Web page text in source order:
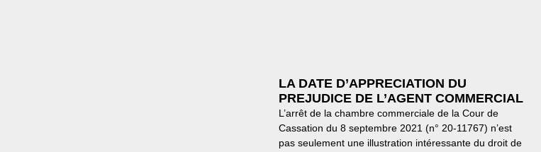
LA DATE D’APPRECIATION DU
PREJUDICE DE L’AGENT COMMERCIAL
L’arrêt de la chambre commerciale de la Cour de
Cassation du 8 septembre 2021 (n° 20-11767) n’est
pas seulement une illustration intéressante du droit de